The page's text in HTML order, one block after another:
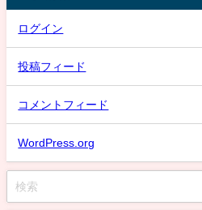
ログイン
投稿フィード
コメントフィード
WordPress.org